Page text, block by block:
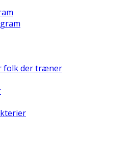
folk der træner